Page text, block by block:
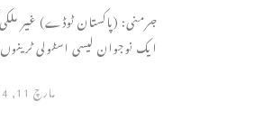
جرمنی: (پاکستان ٹوڈے) غیر
ایک نوجوان لیسی اسٹولی
مارچ 11, 2024